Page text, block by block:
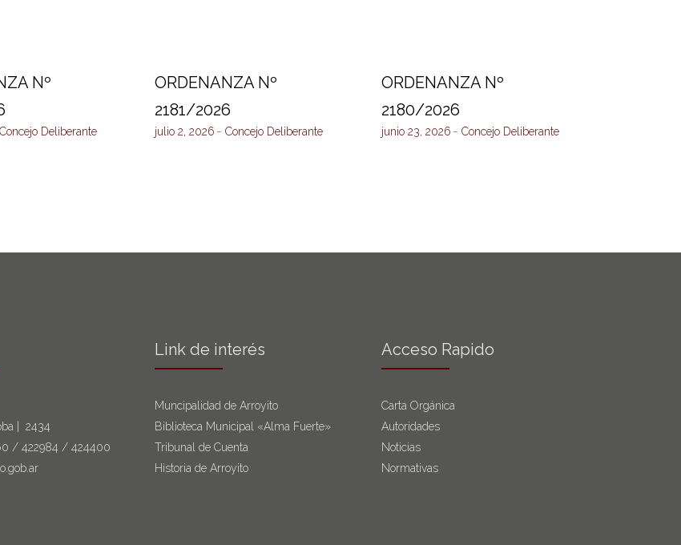
Nº
Concejo Deliberante
ORDENANZA Nº
2181/2026
julio 2, 2026 Concejo Deliberante
ORDENANZA Nº
2180/2026
junio 23, 2026 Concejo Deliberante
| 2434
/ 422984 / 424400
Link de interés
Muncipalidad de Arroyito
Biblioteca Municipal «Alma Fuerte»
Tribunal de Cuenta
Historia de Arroyito
Acceso Rapido
Carta Orgánica
Autoridades
Noticias
Normativas